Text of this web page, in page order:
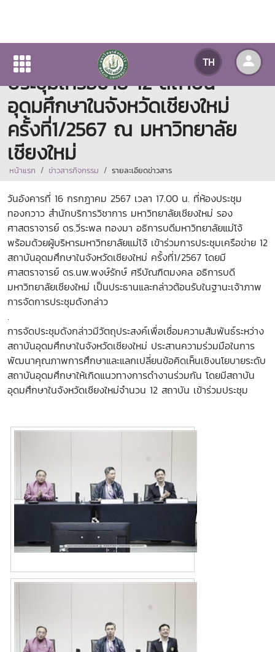
TH
ผู้บริหารมหาวิทยาลัยแม่โจ้เข้าร่วม
ประชุมเครือข่าย 12 สถาบัน
อุดมศึกษาในจังหวัดเชียงใหม่
ครั้งที่1/2567 ณ มหาวิทยาลัย
เชียงใหม่
หน้าแรก ข่าวสารกิจกรรม รายละเอียดข่าวสาร
วันอังคารที่ 16 กรกฎาคม 2567 เวลา 17.00 น. ที่ห้องประชุม
ทองกวาว สำนักบริการวิชาการ มหาวิทยาลัยเชียงใหม่ รอง
ศาสตราจารย์ ดร.วีระพล ทองมา อธิการบดีมหาวิทยาลัยแม่โจ้
พร้อมด้วยผู้บริหารมหาวิทยาลัยแม่โจ้ เข้าร่วมการประชุมเครือข่าย 12
สถาบันอุดมศึกษาในจังหวัดเชียงใหม่ ครั้งที่1/2567 โดยมี
ศาสตราจารย์ ดร.นพ.พงษ์รักษ์ ศรีบัณฑิตมงคล อธิการบดี
มหาวิทยาลัยเชียงใหม่ เป็นประธานและกล่าวต้อนรับในฐานะเจ้าภาพ
การจัดการประชุมดังกล่าว
.
การจัดประชุมดังกล่าวมีวัตถุประสงค์เพื่อเชื่อมความสัมพันธ์ระหว่าง
สถาบันอุดมศึกษาในจังหวัดเชียงใหม่ ประสานความร่วมมือในการ
พัฒนาคุณภาพการศึกษาและแลกเปลี่ยนข้อคิดเห็นเชิงนโยบายระดับ
สถาบันอุดมศึกษาให้เกิดแนวทางการดำงานร่วมกัน โดยมีสถาบัน
อุดมศึกษาในจังหวัดเชียงใหม่จำนวน 12 สถาบัน เข้าร่วมประชุม